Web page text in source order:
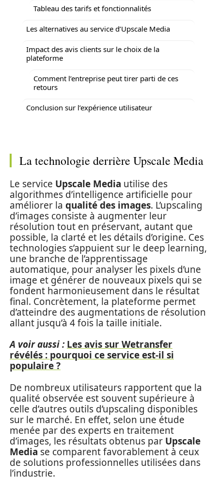
Tableau des tarifs et fonctionnalités
Les alternatives au service d’Upscale Media
Impact des avis clients sur le choix de la
plateforme
Comment l’entreprise peut tirer parti de ces
retours
Conclusion sur l’expérience utilisateur
La technologie derrière Upscale Media
Le service Upscale Media utilise des
algorithmes d’intelligence artificielle pour
améliorer la qualité des images. L’upscaling
d’images consiste à augmenter leur
résolution tout en préservant, autant que
possible, la clarté et les détails d’origine. Ces
technologies s’appuient sur le deep learning,
une branche de l’apprentissage
automatique, pour analyser les pixels d’une
image et générer de nouveaux pixels qui se
fondent harmonieusement dans le résultat
final. Concrètement, la plateforme permet
d’atteindre des augmentations de résolution
allant jusqu’à 4 fois la taille initiale.
A voir aussi : Les avis sur Wetransfer
révélés : pourquoi ce service est-il si
populaire ?
De nombreux utilisateurs rapportent que la
qualité observée est souvent supérieure à
celle d’autres outils d’upscaling disponibles
sur le marché. En effet, selon une étude
menée par des experts en traitement
d’images, les résultats obtenus par Upscale
Media se comparent favorablement à ceux
de solutions professionnelles utilisées dans
l’industrie.